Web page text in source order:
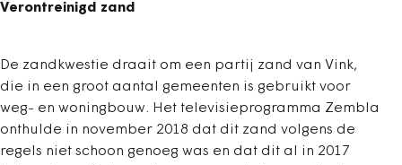
Verontreinigd zand
De zandkwestie draait om een partij zand van Vink,
die in een groot aantal gemeenten is gebruikt voor
weg- en woningbouw. Het televisieprogramma Zembla
onthulde in november 2018 dat dit zand volgens de
regels niet schoon genoeg was en dat dit al in 2017